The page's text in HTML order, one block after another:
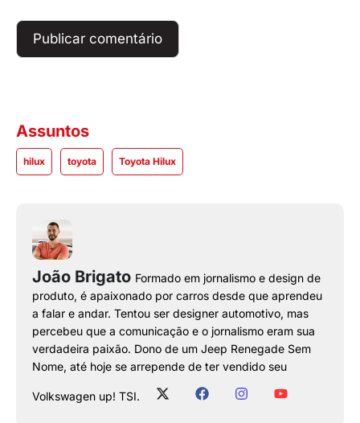
Assuntos
hilux toyota Toyota Hilux
João Brigato Formado em jornalismo e design de
produto, é apaixonado por carros desde que aprendeu
a falar e andar. Tentou ser designer automotivo, mas
percebeu que a comunicação e o jornalismo eram sua
verdadeira paixão. Dono de um Jeep Renegade Sem
Nome, até hoje se arrepende de ter vendido seu
Volkswagen up! TSI.